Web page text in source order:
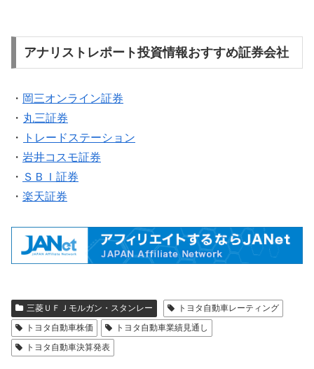
アナリストレポート投資情報おすすめ証券会社
・ 岡三オンライン証券
・ 丸三証券
・
トレードステーション
・ 岩井コスモ証券
・ ＳＢＩ証券
・ 楽天証券
三菱ＵＦＪモルガン・スタンレー
トヨタ自動車レーティング
トヨタ自動車株価
トヨタ自動車業績見通し
トヨタ自動車決算発表